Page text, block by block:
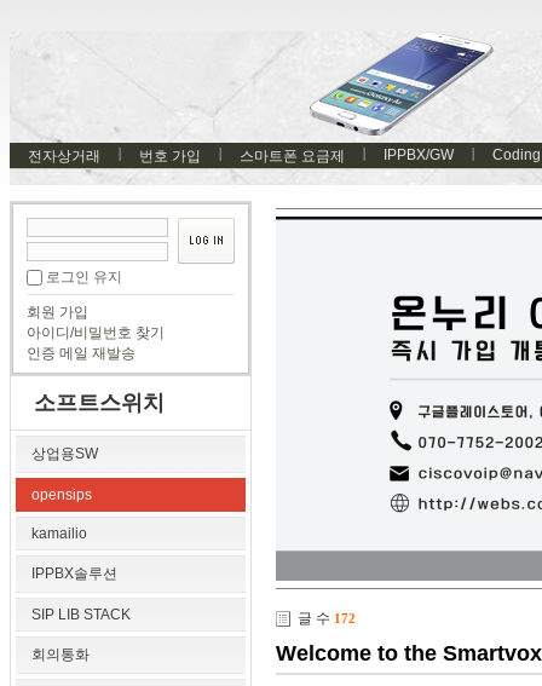
전자상거래 번호 가입 스마트폰 요금제 IPPBX/GW Coding
로그인 유지
회원 가입
아이디/비밀번호 찾기
인증 메일 재발송
소프트스위치
상업용SW
opensips
kamailio
IPPBX솔루션
SIP LIB STACK
회의통화
글 수 172
Welcome to the